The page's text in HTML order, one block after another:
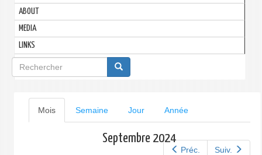
ABOUT
MEDIA
LINKS
Formulaire
de
recherche
Onglets
principaux
Mois(onglet
actif)
Semaine Jour Année
Préc. Suiv.
Septembre 2024